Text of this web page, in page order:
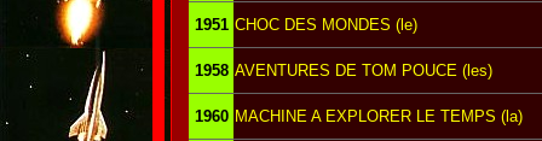
1951 CHOC DES MONDES (le)
1958 AVENTURES DE TOM POUCE (les)
1960 MACHINE A EXPLORER LE TEMPS (la)